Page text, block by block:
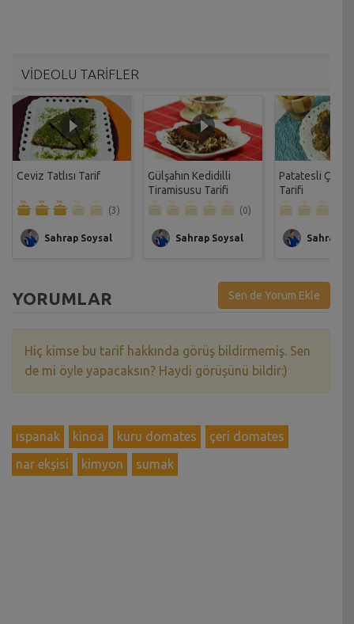
VİDEOLU TARİFLER
Ceviz Tatlısı Tarif
(3)
Sahrap Soysal
Gülşahın Kedidilli
Tiramisusu Tarifi
(0)
Sahrap Soysal
Patatesli Çıtır
Tarifi
Sahrap
YORUMLAR Sen de Yorum Ekle
Hiç kimse bu tarif hakkında görüş bildirmemiş. Sen
de mi öyle yapacaksın? Haydi görüşünü bildir:)
ıspanak kinoa kuru domates
çeri domates
nar ekşisi
kimyon sumak